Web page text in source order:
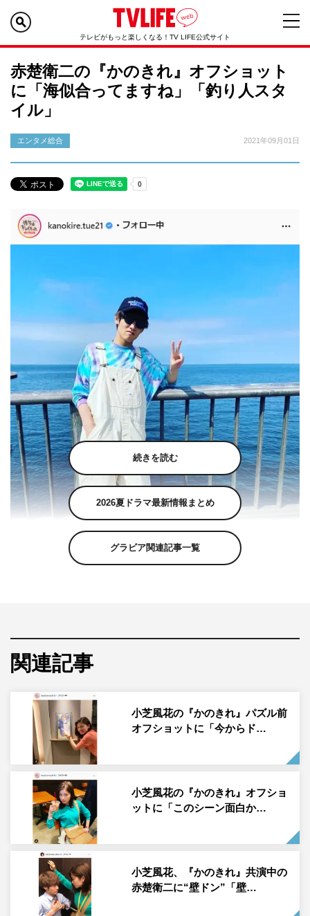
テレビがもっと楽しくなる！TV LIFE公式サイト
赤楚衛二の『かのきれ』オフショット
に「海似合ってますね」「釣り人スタ
イル」
エンタメ総合 2021年09月01日
『彼女はキレイだった』（カンテレ・フジテレビ系 毎週
優の赤楚衛二のオフショットを公開した。
「#幸せになってほしい人 #男性部門第１位 #心の傷は
海風で癒します #樋口さんちの拓也くん」とのハッシュ
タグとともに、赤楚演じる樋口の傷心旅行のオフショット
を投稿した。
この投稿にフォロワーからは「海似合ってますね(*^^*)」
「ほんと幸せになってねー 釣り人スタイル」「心の傷は
海風で癒しますって名言すぎますね」「ほんとに切実にそ
う思います 樋口くん何着てもお似合いです」「本当に1
番幸せになって欲しいです」などのコメントが寄せられて
続きを読む
2026夏ドラマ最新情報まとめ
グラビア関連記事一覧
関連記事
小芝風花の『かのきれ』パズル前
オフショットに「今からド…
小芝風花の『かのきれ』オフショ
ットに「このシーン面白か…
小芝風花、『かのきれ』共演中の
赤楚衛二に“壁ドン”「壁…